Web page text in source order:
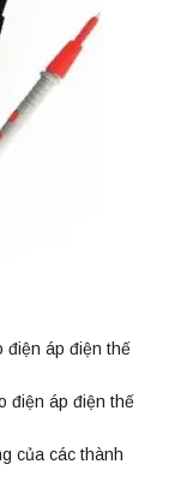
điện áp điện thế
điện áp điện thế
của các thành